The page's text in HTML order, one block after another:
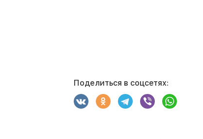
Поделиться в соцсетях: